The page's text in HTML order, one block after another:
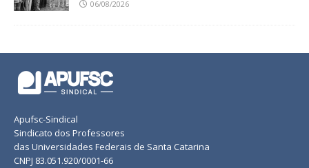
06/08/2026
Apufsc-Sindical
Sindicato dos Professores
das Universidades Federais de Santa Catarina
CNPJ 83.051.920/0001-66